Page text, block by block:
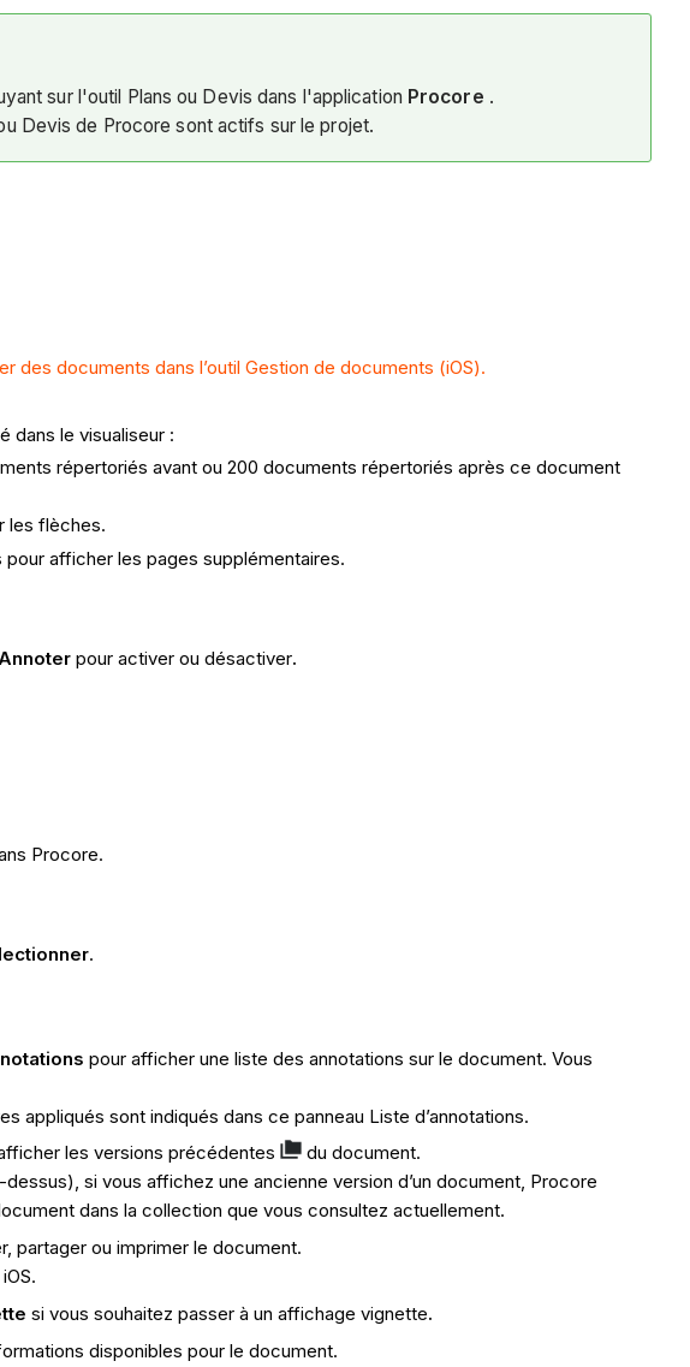
sur l'outil Plans ou Devis dans l'application Procore .
Devis de Procore sont actifs sur le projet.
des documents dans l’outil Gestion de documents (iOS).
dans le visualiseur :
répertoriés avant ou 200 documents répertoriés après ce document
les flèches.
afficher les pages supplémentaires.
Annoterpour activer ou désactiver.
Procore.
.
pour afficher une liste des annotations sur le document. Vous
appliqués sont indiqués dans ce panneau Liste d’annotations.
les versions précédentes
du document.
si vous affichez une ancienne version d’un document, Procore
dans la collection que vous consultez actuellement.
partager ou imprimer le document.
si vous souhaitez passer à un affichage vignette.
disponibles pour le document.